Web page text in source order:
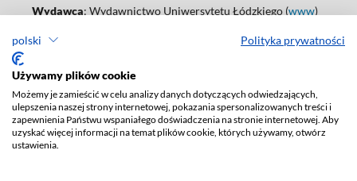
polski Polityka prywatności
Używamy plików cookie
Możemy je zamieścić w celu analizy danych dotyczących odwiedzających,
ulepszenia naszej strony internetowej, pokazania spersonalizowanych treści i
zapewnienia Państwu wspaniałego doświadczenia na stronie internetowej. Aby
uzyskać więcej informacji na temat plików cookie, których używamy, otwórz
ustawienia.
Wydawca: Wydawnictwo Uniwersytetu Łódzkiego (www)
Tel.: 42 235 01 65, fax: 42 66 55 86
Deklaracja dostępności